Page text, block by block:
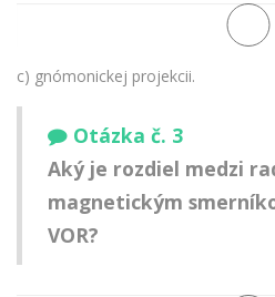
c) gnómonickej projekcii.
Otázka č. 3
Aký je rozdiel medzi
magnetickým
VOR?